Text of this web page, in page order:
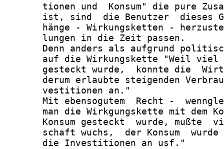
tionen und  Konsum" die pure
ist, sind  die Benutzer  dieses
hänge - Wirkungsketten -
       lungen in die Zeit passen.
Denn anders als aufgrund
auf die Wirkungskette "Weil
gesteckt wurde,  konnte die
derum erlaubte steigenden
       vestitionen an."
Mit ebensogutem  Recht -
man die Wirkgungskette mit dem
Konsum gesteckt  wurde, mußte
schaft wuchs,  der Konsum
       die Investitionen an usf."